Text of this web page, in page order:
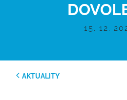
15. 12.
AKTUALITY